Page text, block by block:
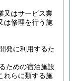
又はサービス業
は修理を行う施
発に利用するた
ための宿泊施設
れらに類する施